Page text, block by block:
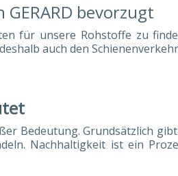
bevorzugt
für unsere Rohstoffe zu
auch den
Bedeutung. Grundsätzlich
Nachhaltigkeit ist ein